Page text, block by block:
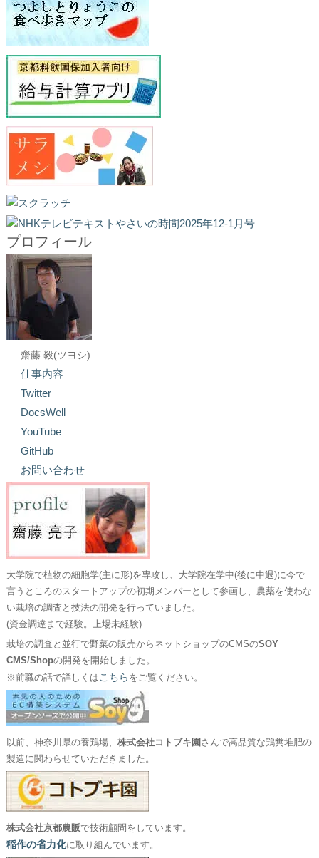
プロフィール
齋藤 毅(ツヨシ)
仕事内容
Twitter
DocsWell
YouTube
GitHub
お問い合わせ
大学院で植物の細胞学(主に形)を専攻し、大学院在学中(後に中退)に今で
言うところのスタートアップの初期メンバーとして参画し、農薬を使わな
い栽培の調査と技法の開発を行っていました。
(資金調達まで経験。上場未経験)
栽培の調査と並行で野菜の販売からネットショップのCMSのSOY
CMS/Shopの開発を開始しました。
※前職の話で詳しくは こちら をご覧ください。
以前、神奈川県の養鶏場、 株式会社コトブキ園 さんで高品質な鶏糞堆肥の
製造に関わらせていただきました。
株式会社京都農販で技術顧問をしています。
稲作の省力化に取り組んでいます。